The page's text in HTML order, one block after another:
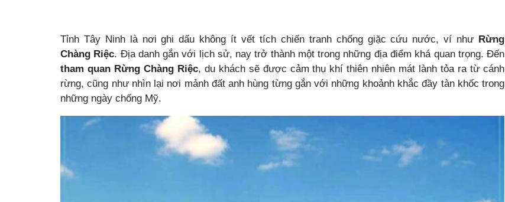
Tỉnh Tây Ninh là nơi ghi dấu không ít vết tích chiến tranh chống giặc cứu nước, ví như Rừng
Chàng Riệc. Địa danh gắn với lịch sử, nay trở thành một trong những địa điểm khá quan trọng. Đến
tham quan Rừng Chàng Riệc, du khách sẽ được cảm thụ khí thiên nhiên mát lành tỏa ra từ cánh
rừng, cũng như nhìn lại nơi mảnh đất anh hùng từng gắn với những khoảnh khắc đầy tàn khốc trong
những ngày chống Mỹ.